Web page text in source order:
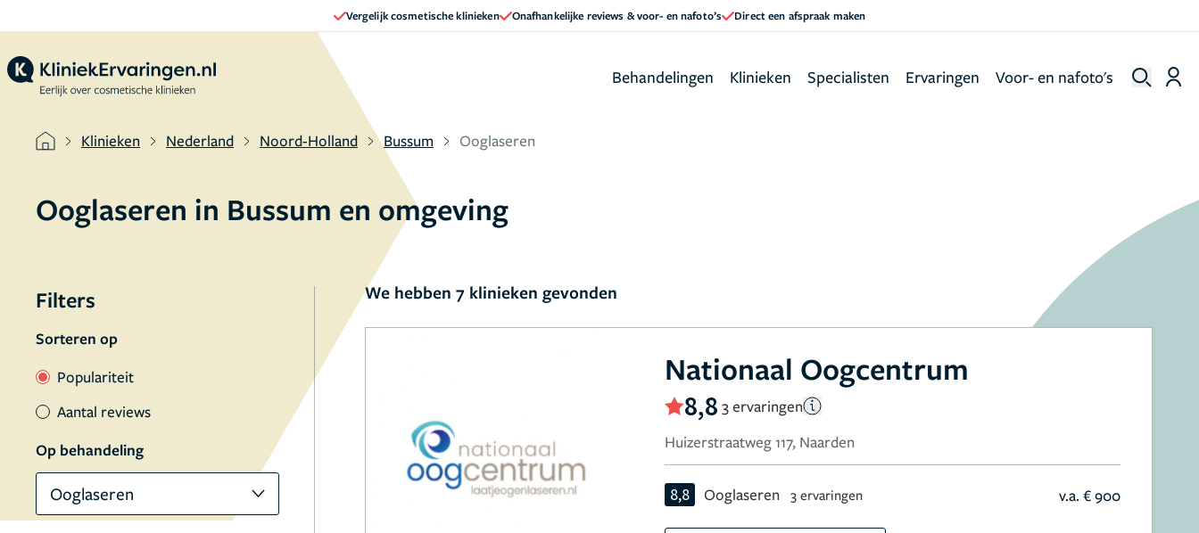
Vergelijk cosmetische klinieken Onafhankelijke reviews & voor- en nafoto’s Direct een afspraak maken
Behandelingen Klinieken Specialisten Ervaringen Voor- en nafoto's
Klinieken Nederland Noord-Holland Bussum Ooglaseren
Ooglaseren in Bussum en omgeving
Filters
Sorteren op
Populariteit
Aantal reviews
Op behandeling
Ooglaseren
We hebben 7 klinieken gevonden
Nationaal Oogcentrum
8,8 3 ervaringen
Huizerstraatweg 117, Naarden
8,8 Ooglaseren 3 ervaringen v.a. € 900